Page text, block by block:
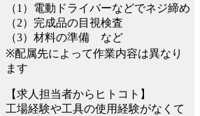
（1）電動ドライバーなどでネジ締め
（2）完成品の目視検査
（3）材料の準備 など
※配属先によって作業内容は異なり
ます
【求人担当者からヒトコト】
工場経験や工具の使用経験がなくて